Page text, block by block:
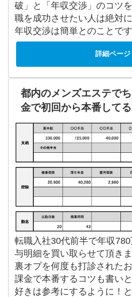
破」と「年収交渉」のコツ
職を成功させたい人は絶対
年収交渉は簡単とのことです
詳細ページ
都内のメンズエステで
金で初回から本番して
転職入社30代前半で年収
与明細を買い取らせて頂き
裏オプを何度も打診された
課金で本番するコツも書い
好きは参考にするように！